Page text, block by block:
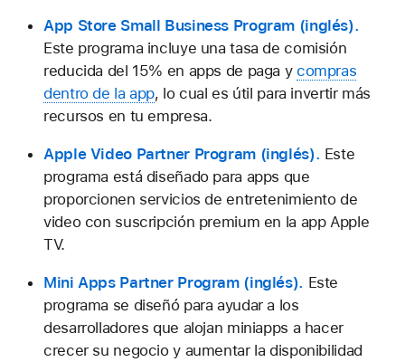
App Store Small Business Program
.
Este programa incluye una tasa de comisión
reducida del 15% en apps de paga y compras
dentro de la app, lo cual es útil para invertir más
recursos en tu empresa.
Apple Video Partner Program . Este
programa está diseñado para apps que
proporcionen servicios de entretenimiento de
video con suscripción premium en la app Apple
TV.
Mini Apps Partner Program . Este
programa se diseñó para ayudar a los
desarrolladores que alojan miniapps a hacer
crecer su negocio y aumentar la disponibilidad